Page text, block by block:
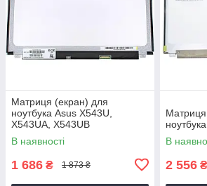
Матриця (екран) для
ноутбука Asus X543U,
X543UA, X543UB
В наявності
1 686 ₴ 1 873 ₴
В
2 556 ₴